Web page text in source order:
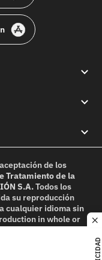
de los
Tratamiento de la
S.A.Todos los
su reproducción
cualquier idioma sin
in whole or
permission is